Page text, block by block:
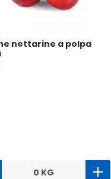
nettarine a polpa
0 KG